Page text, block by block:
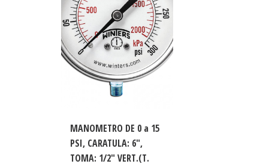
MANOMETRO DE 0 a 15
PSI, CARATULA: 6″,
TOMA: 1/2″ VERT.(T.